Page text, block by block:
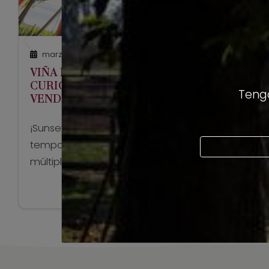
marzo 18, 2022
VIÑA MILLAMAN Y RUTA DEL VINO
CURICÓ INVITAN A CELEBRAR LA
VENDIMIA CON UN IMPERDIBLE
¡Sunset en Viña Millaman!, comienza la
temporada de vendimia y con ella llegan las
múltiples actividades que rodean a esta
tradición del mundo vitivinícola que tanto
encanta a los amantes del vino. Este año,
del Vino Curicó, invitan a disfrutar de una
hermosa tarde en el “Sunset en […]